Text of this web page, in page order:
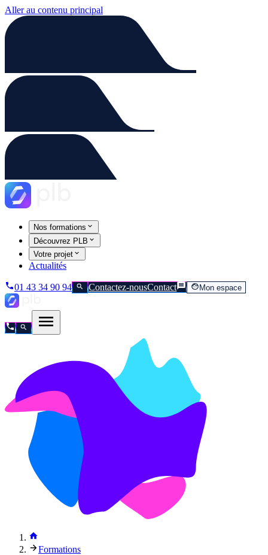
Aller au contenu principal
Nos formations
Découvrez PLB
Votre projet
Actualités
01 43 34 90 94 Contactez-nousContact Mon espace
Formations